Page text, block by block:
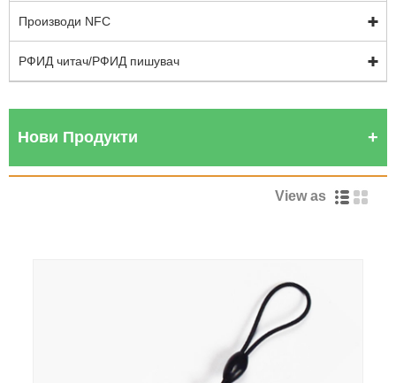
Производи NFC
РФИД читач/РФИД пишувач
Нови Продукти
View as